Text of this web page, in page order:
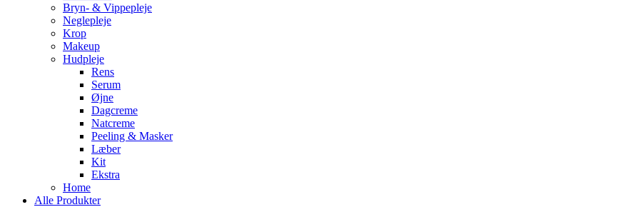
Bryn- & Vippepleje
Neglepleje
Krop
Makeup
Hudpleje
Rens
Serum
Øjne
Dagcreme
Natcreme
Peeling & Masker
Læber
Kit
Ekstra
Home
Alle Produkter